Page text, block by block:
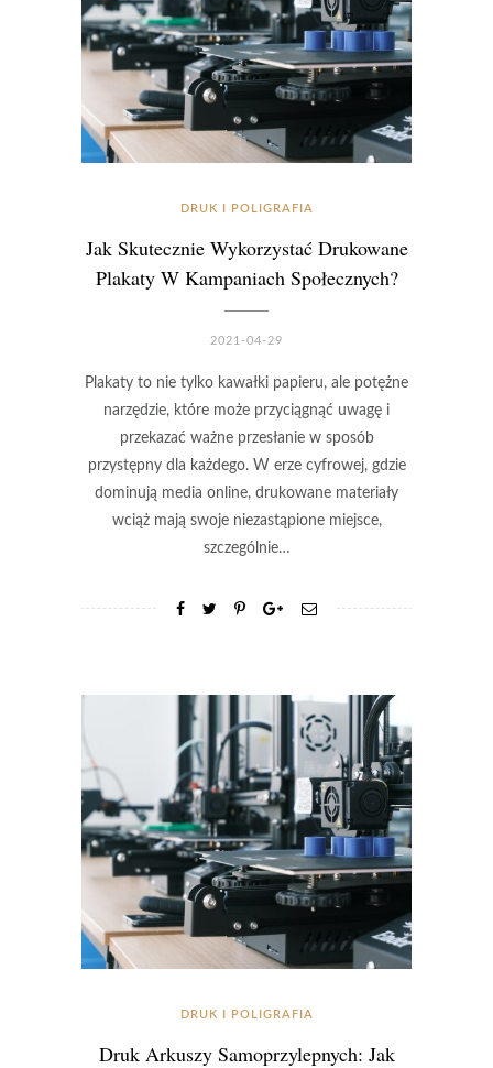
DRUK I POLIGRAFIA
Jak Skutecznie Wykorzystać Drukowane
Plakaty W Kampaniach Społecznych?
2021-04-29
Plakaty to nie tylko kawałki papieru, ale potężne
narzędzie, które może przyciągnąć uwagę i
przekazać ważne przesłanie w sposób
przystępny dla każdego. W erze cyfrowej, gdzie
dominują media online, drukowane materiały
wciąż mają swoje niezastąpione miejsce,
szczególnie…
DRUK I POLIGRAFIA
Druk Arkuszy Samoprzylepnych: Jak